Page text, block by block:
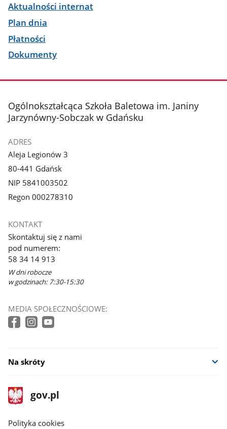
Aktualności internat
Plan dnia
Płatności
Dokumenty
stopka
Ogólnokształcąca Szkoła Baletowa im. Janiny
Jarzynówny-Sobczak w Gdańsku
ADRES
Aleja Legionów 3
80-441 Gdańsk
NIP 5841003502
Regon 000278310
KONTAKT
Skontaktuj się z nami
pod numerem:
58 34 14 913
W dni robocze
w godzinach: 7:30-15:30
MEDIA SPOŁECZNOŚCIOWE:
Na skróty
stopka
gov.pl
Strona
gov.pl
gov.pl
Polityka cookies